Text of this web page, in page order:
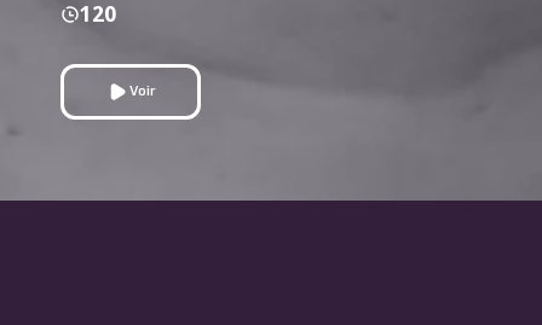
120
Voir